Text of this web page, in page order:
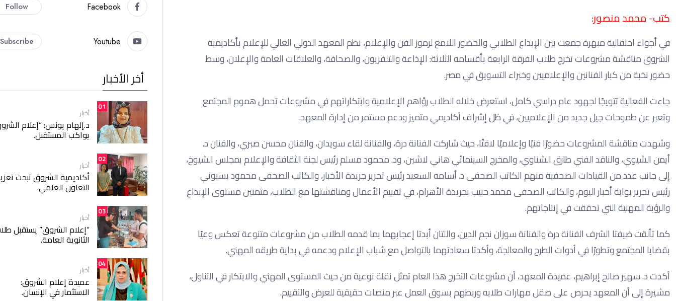
كتب- محمد منصور:
في أجواء احتفالية مبهرة جمعت بين الإبداع الطلابي والحضور اللامع لرموز الفن والإعلام، نظم المعهد الدولي العالي للإعلام بأكاديمية
الشروق مناقشة مشروعات تخرج طلاب الفرقة الرابعة بأقسامه الثلاثة: الإذاعة والتلفزيون، والصحافة، والعلاقات العامة والإعلان، وسط
حضور نخبة من كبار الفنانين والإعلاميين وخبراء التسويق في مصر.
جاءت الفعالية تتويجًا لجهود عام دراسي كامل، استعرض خلاله الطلاب رؤاهم الإعلامية وابتكاراتهم في مشروعات تحمل هموم المجتمع
وتعبر عن طموحات جيل جديد من الإعلاميين، في ظل إشراف أكاديمي متميز ودعم مستمر من إدارة المعهد.
وشهدت مناقشة المشروعات حضورًا فنيًا وإعلاميًا لافتًا، حيث شاركت الفنانة درة، والفنانة لقاء سويدان، والفنان محسن صبري، والفنان د.
أيمن الشيوي، والناقد الفني طارق الشناوي، والمخرج السينمائي هاني لاشين، ود. محمود مسلم رئيس لجنة الثقافة والإعلام بمجلس الشيوخ،
إلى جانب عدد من القيادات الصحفية منهم الكاتب الصحفى د. أسامه السعيد رئيس تحرير جريدة الأخبار، والكاتب الصحفى محمود بسيوني
رئيس تحرير بوابة أخبار اليوم، والكاتب الصحفى محمد حبيب بجريدة الأهرام، في تقييم الأعمال ومناقشتها مع الطلاب، مثمنين مستوى الإبداع
والرؤية المهنية التي تحققت في إنتاجاتهم.
كما تألقت ضيفتا الشرف الفنانة درة والفنانة سوزان نجم الدين، واللتان أبدتا إعجابهما بما قدمه الطلاب من مشروعات متنوعة تعكس وعيًا
بقضايا المجتمع وتطورًا في أدوات الطرح والمعالجة، وأكدتا سعادتهما بالتواصل مع شباب الإعلام ودعمه في بداية طريقه المهني.
أكدت د. سهير صالح إبراهيم، عميدة المعهد، أن مشروعات التخرج هذا العام تمثل نقلة نوعية من حيث المستوى المهني والابتكار في التناول،
مشيرة إلى أن المعهد يحرص على صقل مهارات طلابه وربطهم بسوق العمل عبر منصات حقيقية للعرض والتقييم.
Facebook
Follow
Youtube
Subscribe
أخر الأخبار
01
أخبار
د.إلهام يونس: “إعلام
يواكب المستقبل.
02
أخبار
أكاديمية الشروق تبحث
التعاون العلمي.
03
أخبار
“إعلام الشروق” يستقبل
الثانوية العامة.
04
أخبار
عميدة إعلام الشروق:
الاستثمار في الإنسان.